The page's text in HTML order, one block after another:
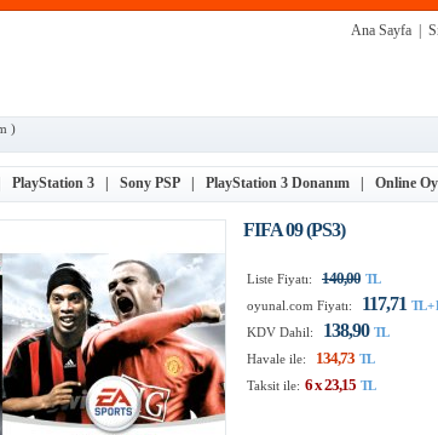
Ana Sayfa
)
PlayStation 3| Sony PSP| PlayStation 3 Donanım| Online
FIFA 09 (PS3)
Liste Fiyatı: 140,00 TL
oyunal.com Fiyatı: 117,71 TL +
KDV Dahil:
138,90 TL
Havale ile:
134,73 TL
Taksit ile: 6 x23,15 TL